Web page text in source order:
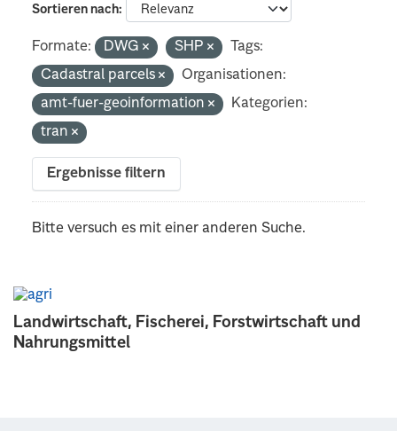
Landwirtschaft, Fischerei, Forstwirtschaft und
Nahrungsmittel
Sortieren nach
Formate: DWG SHP
Tags:
Cadastral parcels
Organisationen:
amt-fuer-geoinformation
Kategorien:
tran
Ergebnisse filtern
Bitte versuch es mit einer anderen Suche.